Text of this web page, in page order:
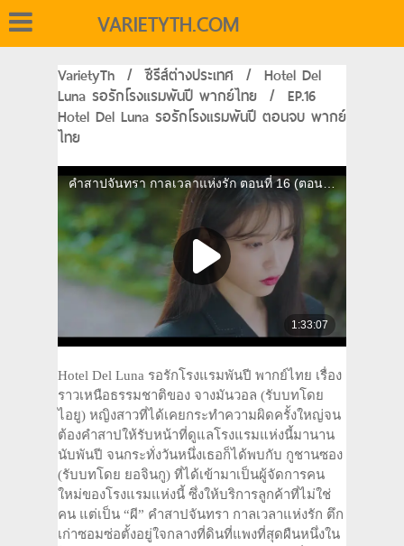
VARIETYTH.COM
VarietyTh / ซีรีส์ต่างประเทศ / Hotel Del
Luna รอรักโรงแรมพันปี พากย์ไทย / EP.16
Hotel Del Luna รอรักโรงแรมพันปี ตอนจบ พากย์
ไทย
Hotel Del Luna รอรักโรงแรมพันปี พากย์ไทย เรื่อง
ราวเหนือธรรมชาติของ จางมันวอล (รับบทโดย
ไอยู) หญิงสาวที่ได้เคยกระทำความผิดครั้งใหญ่จน
ต้องคำสาปให้รับหน้าที่ดูแลโรงแรมแห่งนี้มานาน
นับพันปี จนกระทั่งวันหนึ่งเธอก็ได้พบกับ กูชานซอง
(รับบทโดย ยอจินกู) ที่ได้เข้ามาเป็นผู้จัดการคน
ใหม่ของโรงแรมแห่งนี้ ซึ่งให้บริการลูกค้าที่ไม่ใช่
คน แต่เป็น “ผี” คำสาปจันทรา กาลเวลาแห่งรัก ตึก
เก่าซอมซ่อตั้งอยู่ใจกลางที่ดินที่แพงที่สุดผืนหนึ่งใน